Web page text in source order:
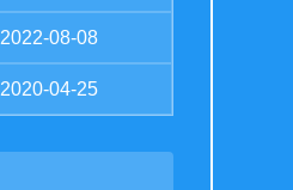
2022-08-08
2020-04-25